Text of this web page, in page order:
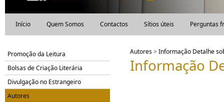
Início Quem Somos Contactos Sítios úteis Perguntas
Promoção da Leitura
Bolsas de Criação Literária
Divulgação no Estrangeiro
Autores
Autores>Informação Detalhe
Informação